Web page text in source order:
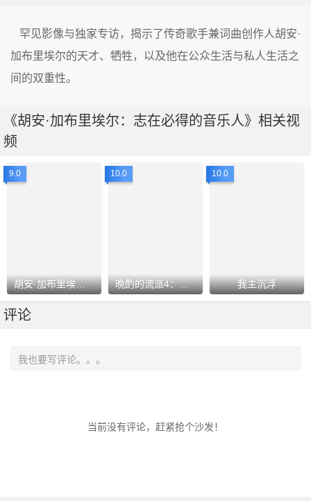
罕见影像与独家专访，揭示了传奇歌手兼词曲创作人胡安·
加布里埃尔的天才、牺牲，以及他在公众生活与私人生活之
间的双重性。
《胡安·加布里埃尔：志在必得的音乐人》相关视
频
9.0
胡安·加布里埃尔：志在必得的音乐人
10.0
晩酌的流派4：秋冬篇
10.0
我主沉浮
评论
当前没有评论，赶紧抢个沙发！